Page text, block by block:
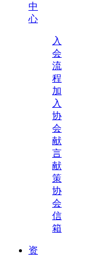
中
心
入
会
流
程
加
入
协
会
献
言
献
策
协
会
信
箱
资